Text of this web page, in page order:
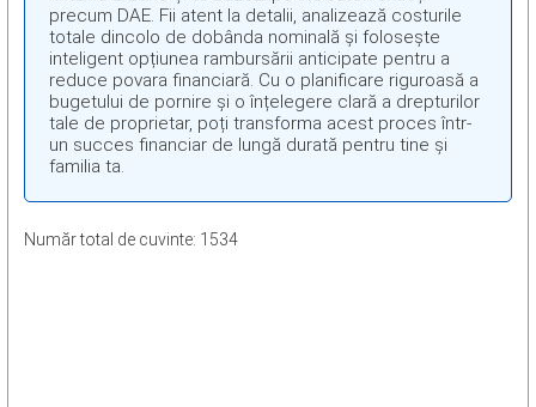
precum DAE. Fii atent la detalii, analizează costurile
totale dincolo de dobânda nominală și folosește
inteligent opțiunea rambursării anticipate pentru a
reduce povara financiară. Cu o planificare riguroasă a
bugetului de pornire și o înțelegere clară a drepturilor
tale de proprietar, poți transforma acest proces într-
un succes financiar de lungă durată pentru tine și
familia ta.
Număr total de cuvinte: 1534